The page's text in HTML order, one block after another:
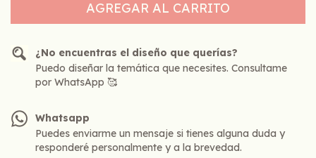
¿No encuentras el diseño que querías?
Puedo diseñar la temática que necesites. Consultame
por WhatsApp 🥰
Whatsapp
Puedes enviarme un mensaje si tienes alguna duda y
responderé personalmente y a la brevedad.